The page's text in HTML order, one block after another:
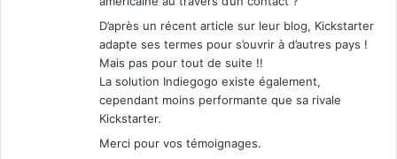
D’après un récent article sur leur blog, Kickstarter
adapte ses termes pour s’ouvrir à d’autres pays !
Mais pas pour tout de suite !!
La solution Indiegogo existe également,
cependant moins performante que sa rivale
Kickstarter.
Merci pour vos témoignages.